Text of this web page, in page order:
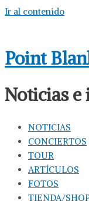
Ir al contenido
Point
Noticias e
NOTICIAS
CONCIERTOS
TOUR
ARTÍCULOS
FOTOS
TIENDA/